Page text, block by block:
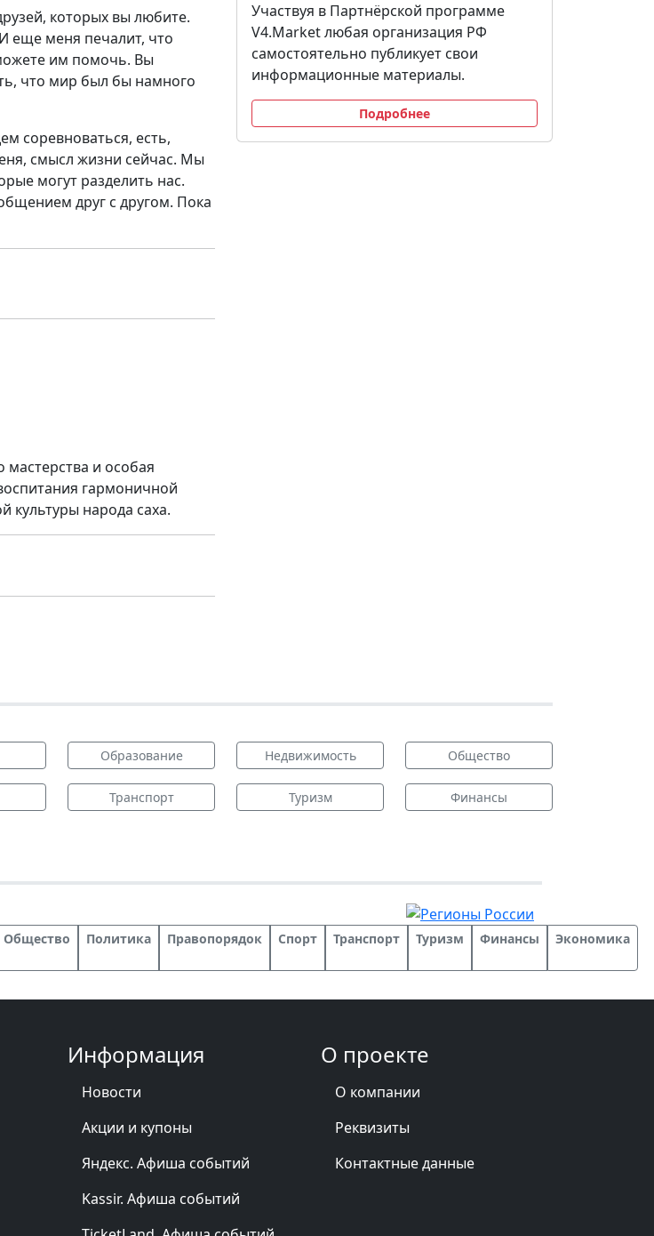
которых вы любите.
еще меня печалит, что
им помочь. Вы
что мир был бы намного
соревноваться, есть,
смысл жизни сейчас. Мы
могут разделить нас.
друг с другом. Пока
мастерства и особая
гармоничной
культуры народа саха.
Участвуя в Партнёрской программе
V4.Market любая организация РФ
самостоятельно публикует свои
информационные материалы.
Подробнее
Образование Недвижимость Общество
Транспорт Туризм Финансы
Общество Политика Правопорядок Спорт Транспорт Туризм Финансы Экономика
Информация
Новости
Акции и купоны
Яндекс. Афиша событий
Kassir. Афиша событий
О проекте
О компании
Реквизиты
Контактные данные